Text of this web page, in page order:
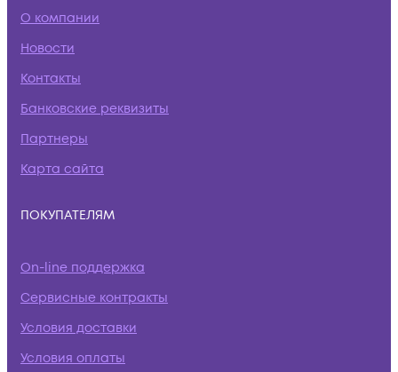
О компании
Новости
Контакты
Банковские реквизиты
Партнеры
Карта сайта
ПОКУПАТЕЛЯМ
On-line поддержка
Сервисные контракты
Условия доставки
Условия оплаты